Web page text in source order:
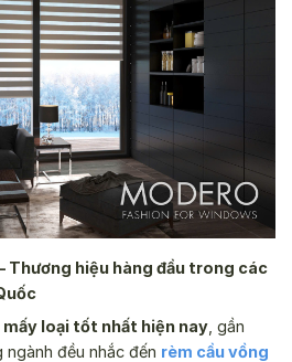
Thương hiệu hàng đầu trong các
loại tốt nhất hiện nay , gần
đều nhắc đến rèm cầu vồng